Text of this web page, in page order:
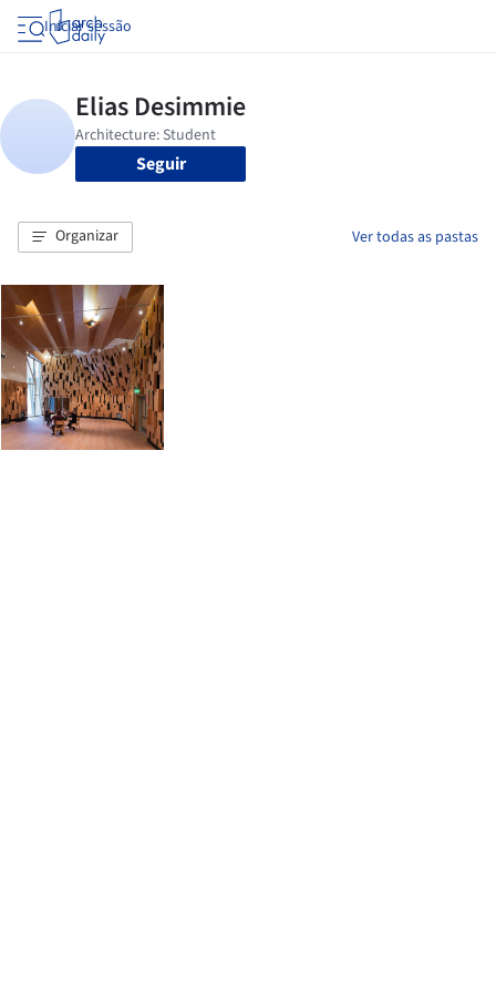
Iniciar sessão
Seguir
Organizar Ver todas as pastas